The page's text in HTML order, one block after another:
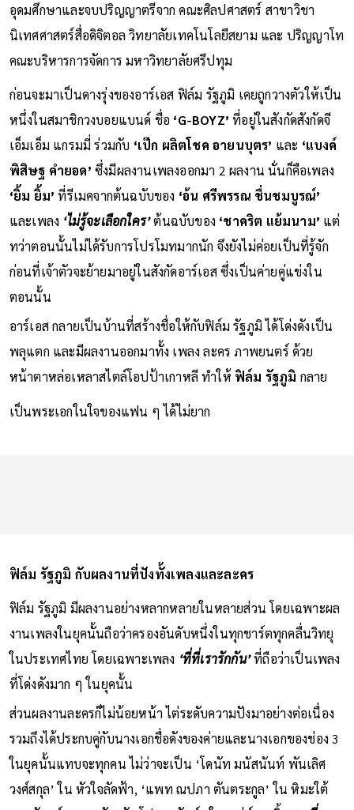
อุดมศึกษาและจบปริญญาตรีจาก คณะศิลปศาสตร์ สาขาวิชา
นิเทศศาสตร์สื่อดิจิตอล วิทยาลัยเทคโนโลยีสยาม และ ปริญญาโท
คณะบริหารการจัดการ มหาวิทยาลัยศรีปทุม
ก่อนจะมาเป็นดางรุ่งของอาร์เอส ฟิล์ม รัฐภูมิ เคยถูกวางตัวให้เป็น
หนึ่งในสมาชิกวงบอยแบนด์ ชื่อ ‘G-BOYZ’ที่อยู่ในสังกัดสังกัดจี
เอ็มเอ็ม แกรมมี่ ร่วมกับ ‘เป๊ก ผลิตโชค อายนบุตร’ และ ‘แบงค์
พิสิษฐ คำยอด’ ซึ่งมีผลงานเพลงออกมา 2 ผลงาน นั่นก็คือเพลง
‘ยิ้ม ยิ้ม’ ที่รีเมคจากต้นฉบับของ ‘อ้น ศรีพรรณ ชื่นชมบูรณ์’
และเพลง ‘ไม่รู้จะเลือกใคร’ต้นฉบับของ ‘ชาคริต แย้มนาม’ แต่
ทว่าตอนนั้นไม่ได้รับการโปรโมทมากนัก จึงยังไม่ค่อยเป็นที่รู้จัก
ก่อนที่เจ้าตัวจะย้ายมาอยู่ในสังกัดอาร์เอส ซึ่งเป็นค่ายคู่แข่งใน
ตอนนั้น
อาร์เอส กลายเป็นบ้านที่สร้างชื่อให้กับฟิล์ม รัฐภูมิ ได้โด่งดังเป็น
พลุแตก และมีผลงานออกมาทั้ง เพลง ละคร ภาพยนตร์ ด้วย
หน้าตาหล่อเหลาสไตล์โอปป้าเกาหลี ทำให้ ฟิล์ม รัฐภูมิ กลาย
เป็นพระเอกในใจของแฟน ๆ ได้ไม่ยาก
ฟิล์ม รัฐภูมิ กับผลงานที่ปังทั้งเพลงและละคร
ฟิล์ม รัฐภูมิ มีผลงานอย่างหลากหลายในหลายส่วน โดยเฉพาะผล
งานเพลงในยุคนั้นถือว่าครองอันดับหนึ่งในทุกชาร์ตทุกคลื่นวิทยุ
ในประเทศไทย โดยเฉพาะเพลง ‘ที่ที่เรารักกัน’ที่ถือว่าเป็นเพลง
ที่โด่งดังมาก ๆ ในยุคนั้น
ส่วนผลงานละครก็ไม่น้อยหน้า ไต่ระดับความปังมาอย่างต่อเนื่อง
รวมถึงได้ประกบคู่กับนางเอกชื่อดังของค่ายและนางเอกของช่อง 3
ในยุคนั้นแทบจะทุกคน ไม่ว่าจะเป็น ‘โดนัท มนัสนันท์ พันเลิศ
วงศ์สกุล’ ใน หัวใจลัดฟ้า, ‘แพท ณปภา ตันตระกูล’ ใน หิมะใต้